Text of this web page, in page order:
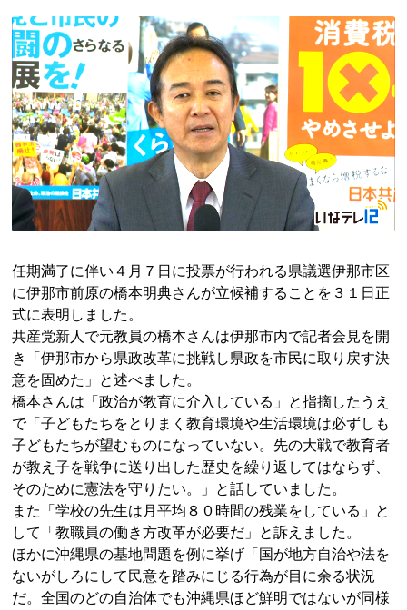
任期満了に伴い４月７日に投票が行われる県議選伊那市区
に伊那市前原の橋本明典さんが立候補することを３１日正
式に表明しました。
共産党新人で元教員の橋本さんは伊那市内で記者会見を開
き「伊那市から県政改革に挑戦し県政を市民に取り戻す決
意を固めた」と述べました。
橋本さんは「政治が教育に介入している」と指摘したうえ
で「子どもたちをとりまく教育環境や生活環境は必ずしも
子どもたちが望むものになっていない。先の大戦で教育者
が教え子を戦争に送り出した歴史を繰り返してはならず、
そのために憲法を守りたい。」と話していました。
また「学校の先生は月平均８０時間の残業をしている」と
して「教職員の働き方改革が必要だ」と訴えました。
ほかに沖縄県の基地問題を例に挙げ「国が地方自治や法を
ないがしろにして民意を踏みにじる行為が目に余る状況
だ。全国のどの自治体でも沖縄県ほど鮮明ではないが同様